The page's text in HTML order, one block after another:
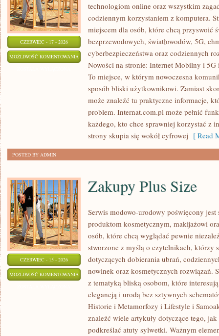
CZERWIEC - 17 - 2026
MOŻLIWOŚĆ KOMENTOWANIA NOWINKI
TRENDY
INTERNECIE
technologiom online oraz wszystkim
codziennym korzystaniem z komputera.
miejscem dla osób, które chcą przyswoić
bezprzewodowych, światłowodów, 5G,
cyberbezpieczeństwa oraz codziennych
Nowości na stronie: Internet Mobilny i
To miejsce, w którym nowoczesna
sposób bliski użytkownikowi. Zamiast
może znaleźć tu praktyczne informacje,
problem. Internat.com.pl może pełnić
każdego, kto chce sprawniej korzystać z
strony skupia się wokół cyfrowej [ Read
POSTED BY ADMIN
CZERWIEC - 15 - 2026
MOŻLIWOŚĆ KOMENTOWANIA ZAKUPY
PLUS
SIZE
Zakupy Plus Size
Serwis modowo-urodowy poświęcony
produktom kosmetycznym, makijażowi
osób, które chcą wyglądać pewnie
stworzone z myślą o czytelnikach, którzy
dotyczących dobierania ubrań,
nowinek oraz kosmetycznych rozwiązań.
z tematyką bliską osobom, które
elegancją i urodą bez sztywnych
Historie i Metamorfozy i Lifestyle i
znaleźć wiele artykuły dotyczące tego,
podkreślać atuty sylwetki. Ważnym